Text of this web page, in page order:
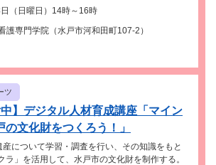
（日曜日）14時～16時
護専門学院（水戸市河和田町107-2）
ツ
中】デジタル人材育成講座「マイン
の文化財をつくろう！」
について学習・調査を行い、その知識をもと
ラ」を活用して、水戸市の文化財を制作する。